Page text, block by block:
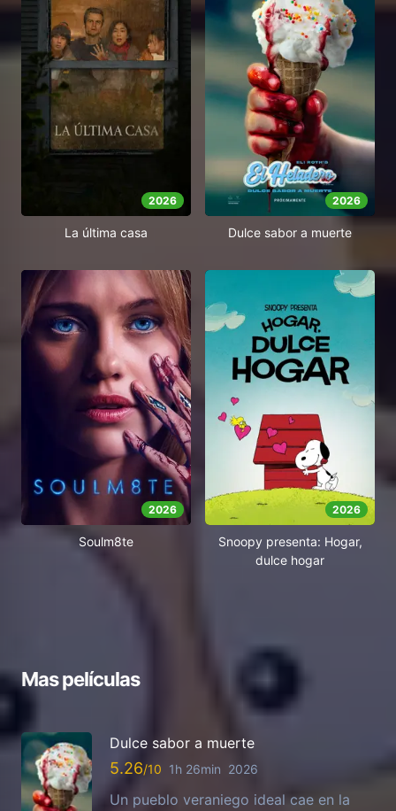
2026
La última casa
2026
Dulce sabor a muerte
2026
Soulm8te
2026
Snoopy presenta: Hogar,
dulce hogar
Mas películas
Dulce sabor a muerte
5.26 1h 26min 2026
Un pueblo veraniego ideal cae en la